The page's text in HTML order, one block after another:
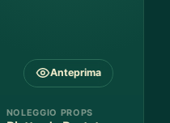
Anteprima
NOLEGGIO PROPS